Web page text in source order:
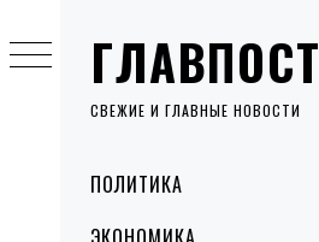
ГЛАВПОСТ
СВЕЖИЕ И ГЛАВНЫЕ НОВОСТИ
MenuПОЛИТИКА
to
content